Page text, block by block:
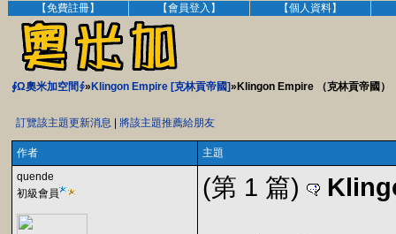
【免費註冊】 【會員登入】 【個人資料】
∮Ω奧米加空間∮» Klingon Empire [克林貢帝國]»Klingon Empire （克林貢帝國）
訂覽該主題更新消息 將該主題推薦給朋友
作者
主題
quende
初級會員
(第 1 篇)